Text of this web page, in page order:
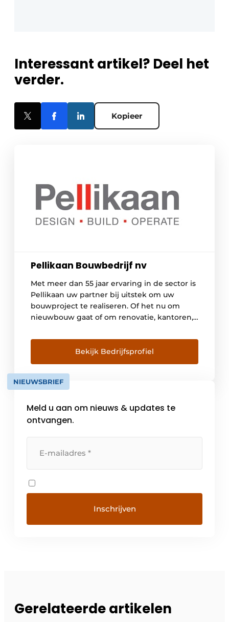
Interessant artikel? Deel het
verder.
Kopieer
Pellikaan Bouwbedrijf nv
Met meer dan 55 jaar ervaring in de sector is
Pellikaan uw partner bij uitstek om uw
bouwproject te realiseren. Of het nu om
nieuwbouw gaat of om renovatie, kantoren,
zwembaden of residentieel: Pellikaan heeft
ervaring en een geroutineerde bouwploeg
voor u klaar staan. Van bij de aanvang
realiseert deze All-round […]
Bekijk Bedrijfsprofiel
NIEUWSBRIEF
Meld u aan om nieuws & updates te
ontvangen.
Gerelateerde artikelen